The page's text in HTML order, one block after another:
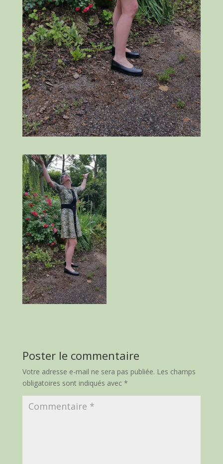
Poster le commentaire
Votre adresse e-mail ne sera pas publiée. Les champs
obligatoires sont indiqués avec *